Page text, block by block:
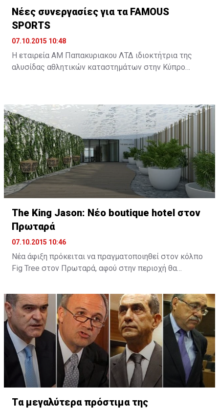
Νέες συνεργασίες για τα FAMOUS
SPORTS
07.10.2015 10:48
Η εταιρεία ΑΜ Παπακυριακου ΛΤΔ ιδιοκτήτρια της
αλυσίδας αθλητικών καταστημάτων στην Κύπρο
αγορά με δυο νέες συνεργασίες.
The King Jason: Νέο boutique hotel στον
Πρωταρά
07.10.2015 10:46
Νέα άφιξη πρόκειται να πραγματοποιηθεί στον κόλπο
Fig Tree στον Πρωταρά, αφού στην περιοχή θα
King Jason Protaras. Το νέο ξενοδοχείο θα
λειτουργήσει στα μέσα Απριλίου του 2016.
Tα μεγαλύτερα πρόστιμα της